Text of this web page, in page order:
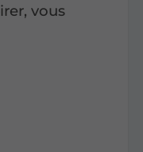
vous